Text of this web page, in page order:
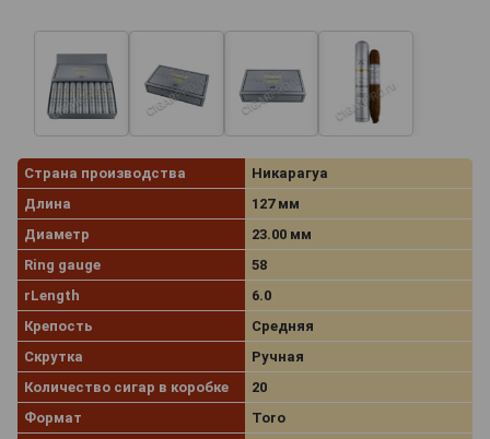
Страна производства
Никарагуа
Длина
127 мм
Диаметр
23.00 мм
Ring gauge
58
rLength
6.0
Крепость
Средняя
Скрутка
Ручная
Количество сигар в коробке
20
Формат
Toro